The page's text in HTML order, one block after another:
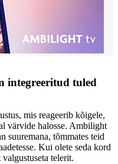
integreeritud tuled
mis reageerib kõigele,
värvide halosse. Ambilight
suuremana, tõmmates teid
Kui olete seda kord
telerit.